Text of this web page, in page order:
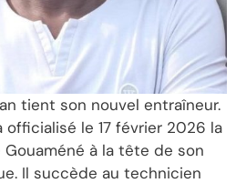
tient son nouvel entraîneur.
le 17 février 2026 la
à la tête de son
Il succède au technicien